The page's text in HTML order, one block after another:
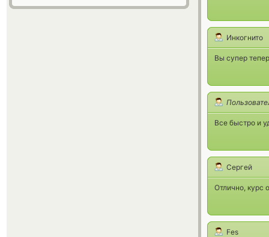
Инкогнито
Вы супер
Все быстро и
Сергей
Отлично, курс
Fes